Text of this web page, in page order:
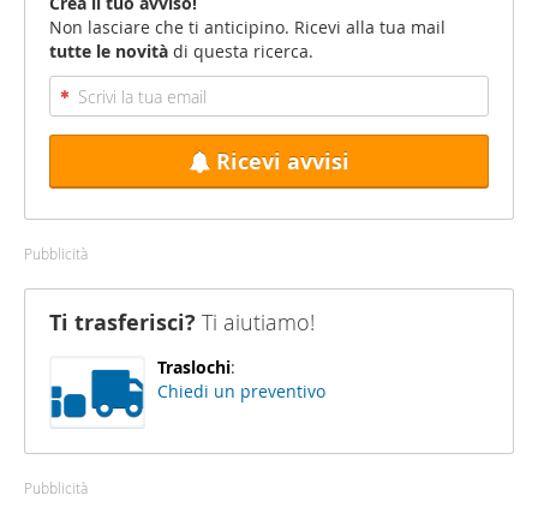
Non lasciare che ti anticipino. Ricevi alla tua mail
tutte le novità di questa ricerca.
Ricevi avvisi
Pubblicità
Ti trasferisci? Ti aiutiamo!
Traslochi:
Chiedi un preventivo
Pubblicità